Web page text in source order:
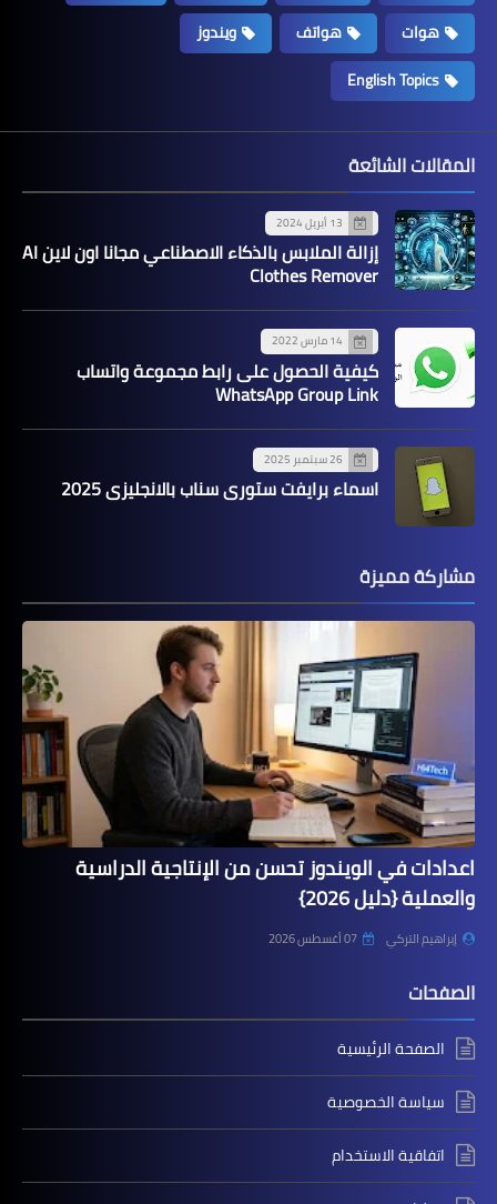
هوات
هواتف
ويندوز
English Topics
المقالات الشائعة
13 أبريل 2024
إزالة الملابس بالذكاء الاصطناعي مجانا اون لاين AI
Clothes Remover
14 مارس 2022
كيفية الحصول على رابط مجموعة واتساب
WhatsApp Group Link
26 سبتمبر 2025
اسماء برايفت ستوري سناب بالانجليزي 2025
مشاركة مميزة
اعدادات في الويندوز تحسن من الإنتاجية الدراسية
والعملية {دليل 2026}
إبراهيم التركي 07 أغسطس 2026
الصفحات
الصفحة الرئيسية
سياسة الخصوصية
اتفاقية الاستخدام